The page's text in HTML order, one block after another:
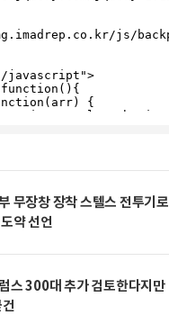
무장창 장착 스텔스 전투기로
약 선언
스 300대 추가 검토한다지만